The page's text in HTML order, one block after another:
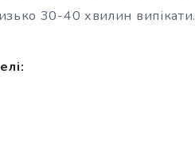
30-40 хвилин випікати.